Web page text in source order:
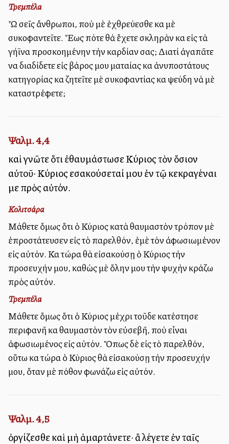
Τρεμπέλα
Ὦ σεῖς ἄνθρωποι, ποὺ μὲ ἐχθρεύεσθε καὶ μὲ
συκοφαντεῖτε. Ἕως πότε θὰ ἔχετε σκληρὰν καὶ εἰς τὰ
γήϊνα προσκολλημένην τὴν καρδίαν σας; Διατί ἀγαπᾶτε
να διαδίδετε εἰς βάρος μου ματαίας καὶ ἀνυποστάτους
κατηγορίας καὶ ζητεῖτε μὲ συκοφαντίας καὶ ψεύδη νὰ μὲ
καταστρέφετε;
Ψαλμ. 4,4
καὶ γνῶτε ὅτι ἐθαυμάστωσε Κύριος τὸν ὅσιον
αὐτοῦ· Κύριος εἰσακούσεταί μου ἐν τῷ κεκραγέναι
με πρὸς αὐτόν.
Κολιτσάρα
Μάθετε ὅμως ὅτι ὁ Κύριος κατὰ θαυμαστὸν τρόπον μὲ
ἐπροστάτευσεν εἰς τὸ παρελθόν, ἐμὲ τὸν ἀφωσιωμένον
εἰς αὐτόν. Καὶ τώρα θὰ εἰσακούσῃ ὁ Κύριος τὴν
προσευχήν μου, καθὼς μὲ ὅλην μου τὴν ψυχὴν κράζω
πρὸς αὐτόν.
Τρεμπέλα
Μάθετε ὅμως ὅτι ὁ Κύριος μέχρι τοῦδε κατέστησε
περιφανῆ καὶ θαυμαστὸν τὸν εὐσεβῆ, ποὺ εἶναι
ἀφωσιωμένος εἰς αὐτόν. Ὅπως δὲ εἰς τὸ παρελθόν,
οὕτω καὶ τώρα ὁ Κύριος θὰ εἰσακούσῃ τὴν προσευχήν
μου, ὅταν μὲ πόθον φωνάζω εἰς αὐτόν.
Ψαλμ. 4,5
ὀργίζεσθε καὶ μὴ ἁμαρτάνετε· ἃ λέγετε ἐν ταῖς